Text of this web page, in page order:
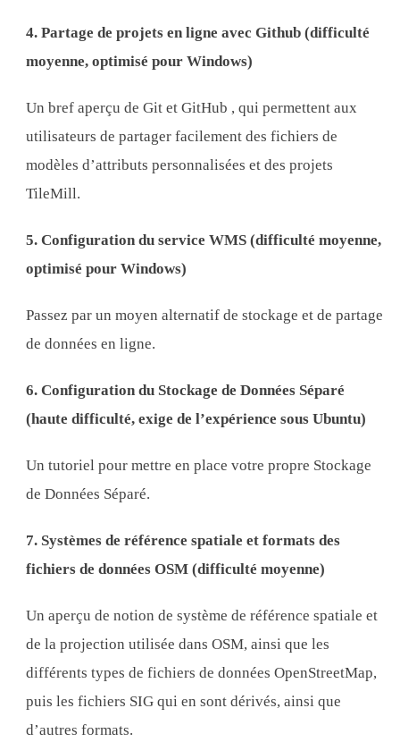
4. Partage de projets en ligne avec Github (difficulté
moyenne, optimisé pour Windows)
Un bref aperçu de Git et GitHub , qui permettent aux
utilisateurs de partager facilement des fichiers de
modèles d’attributs personnalisées et des projets
TileMill.
5. Configuration du service WMS (difficulté moyenne,
optimisé pour Windows)
Passez par un moyen alternatif de stockage et de partage
de données en ligne.
6. Configuration du Stockage de Données Séparé
(haute difficulté, exige de l’expérience sous Ubuntu)
Un tutoriel pour mettre en place votre propre Stockage
de Données Séparé.
7. Systèmes de référence spatiale et formats des
fichiers de données OSM (difficulté moyenne)
Un aperçu de notion de système de référence spatiale et
de la projection utilisée dans OSM, ainsi que les
différents types de fichiers de données OpenStreetMap,
puis les fichiers SIG qui en sont dérivés, ainsi que
d’autres formats.